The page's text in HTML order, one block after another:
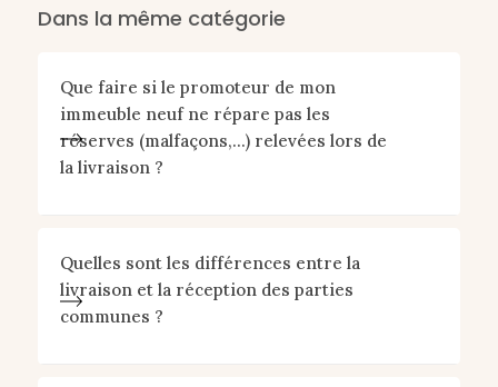
Dans la même catégorie
Que faire si le promoteur de mon
immeuble neuf ne répare pas les
réserves (malfaçons,...) relevées lors de
la livraison ?
Quelles sont les différences entre la
livraison et la réception des parties
communes ?